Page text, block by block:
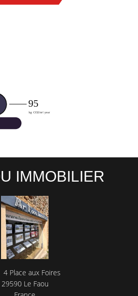
IMMOBILIER
4 Place aux Foires
29590 Le Faou